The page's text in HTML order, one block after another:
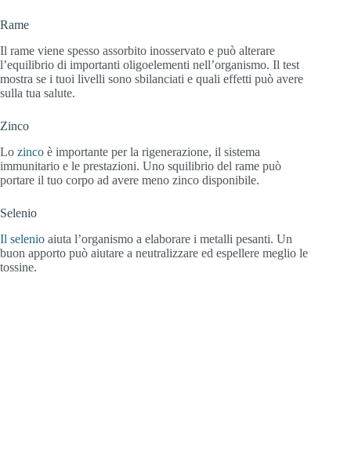
Rame
Il rame viene spesso assorbito inosservato e può alterare
l’equilibrio di importanti oligoelementi nell’organismo. Il test
mostra se i tuoi livelli sono sbilanciati e quali effetti può avere
sulla tua salute.
Zinco
Lo zinco è importante per la rigenerazione, il sistema
immunitario e le prestazioni. Uno squilibrio del rame può
portare il tuo corpo ad avere meno zinco disponibile.
Selenio
Il selenio aiuta l’organismo a elaborare i metalli pesanti. Un
buon apporto può aiutare a neutralizzare ed espellere meglio le
tossine.